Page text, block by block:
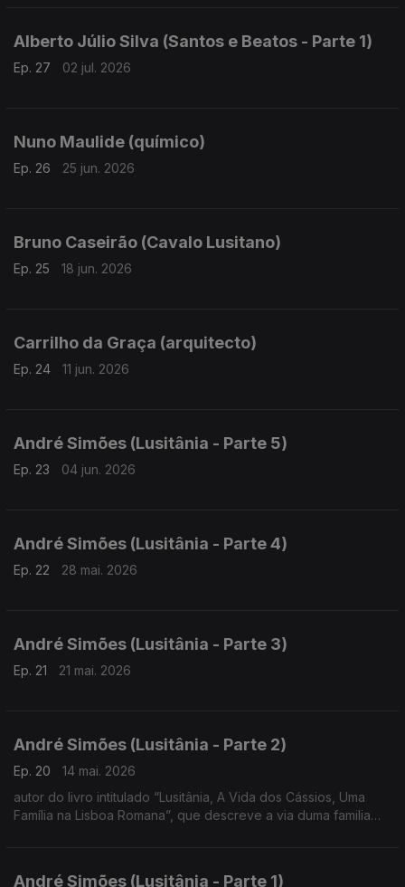
Alberto Júlio Silva (Santos e Beatos - Parte 1)
Ep. 27 02 jul. 2026
Nuno Maulide (químico)
Ep. 26 25 jun. 2026
Bruno Caseirão (Cavalo Lusitano)
Ep. 25 18 jun. 2026
Carrilho da Graça (arquitecto)
Ep. 24 11 jun. 2026
André Simões (Lusitânia - Parte 5)
Ep. 23 04 jun. 2026
André Simões (Lusitânia - Parte 4)
Ep. 22 28 mai. 2026
André Simões (Lusitânia - Parte 3)
Ep. 21 21 mai. 2026
André Simões (Lusitânia - Parte 2)
Ep. 20
14 mai. 2026
autor do livro intitulado “Lusitânia, A Vida dos Cássios, Uma
Família na Lisboa Romana”, que descreve a via duma familia
André Simões (Lusitânia - Parte 1)